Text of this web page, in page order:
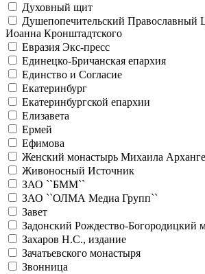
Духовный щит
Душепопечительский Православный
Иоанна Кронштадтского
Евразия Экс-пресс
Единецко-Бричанская епархия
Единство и Согласие
Екатеринбург
Екатеринбургской епархии
Елизавета
Ермей
Ефимова
Женский монастырь Михаила
Живоносный Источник
ЗАО ``БММ``
ЗАО ``ОЛМА Медиа Групп``
Завет
Задонский Рождество-Богородицкий
Захаров Н.С., издание
Зачатьевского монастыря
Звонница